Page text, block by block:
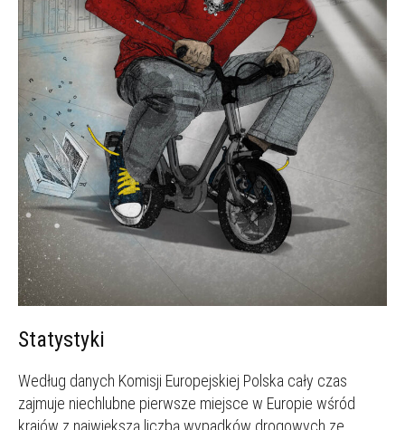
Statystyki
Według danych Komisji Europejskiej Polska cały czas
zajmuje niechlubne pierwsze miejsce w Europie wśród